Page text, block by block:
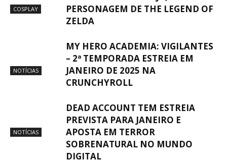
COSPLAY
PERSONAGEM DE THE LEGEND OF
ZELDA
NOTÍCIAS
MY HERO ACADEMIA: VIGILANTES
– 2ª TEMPORADA ESTREIA EM
JANEIRO DE 2025 NA
CRUNCHYROLL
NOTÍCIAS
DEAD ACCOUNT TEM ESTREIA
PREVISTA PARA JANEIRO E
APOSTA EM TERROR
SOBRENATURAL NO MUNDO
DIGITAL